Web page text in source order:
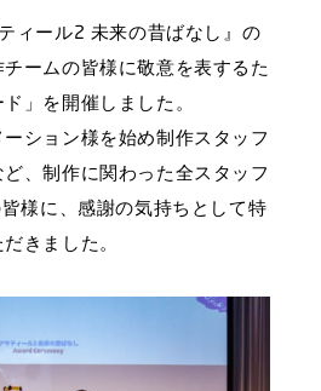
ィール2 未来の昔ばなし』の
ームの皆様に敬意を表するた
」を開催しました。
ション様を始め制作スタッフ
、制作に関わった全スタッフ
様に、感謝の気持ちとして特
きました。